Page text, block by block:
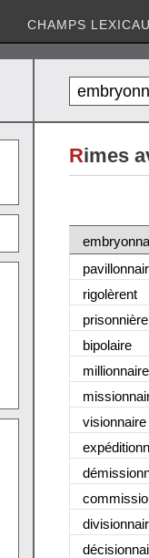
CHAMPS
Rimes
rigolèrent
prisonnière
bipolaire
millionnaire
visionnaire